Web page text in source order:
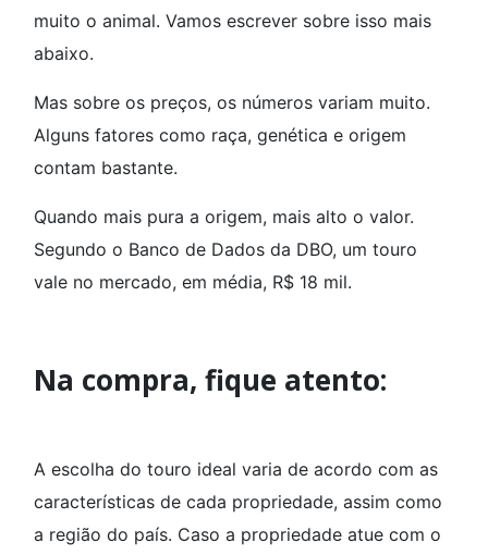
muito o animal. Vamos escrever sobre isso mais
abaixo.
Mas sobre os preços, os números variam muito.
Alguns fatores como raça, genética e origem
contam bastante.
Quando mais pura a origem, mais alto o valor.
Segundo o Banco de Dados da DBO, um touro
vale no mercado, em média, R$ 18 mil.
Na compra, fique atento:
A escolha do touro ideal varia de acordo com as
características de cada propriedade, assim como
a região do país. Caso a propriedade atue com o